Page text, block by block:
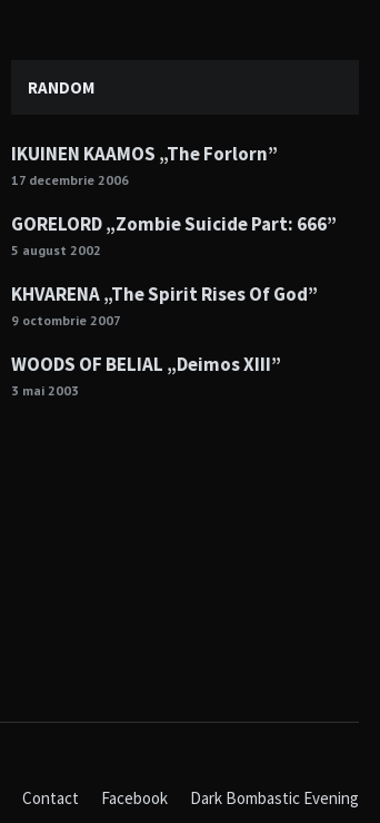
RANDOM
IKUINEN KAAMOS „The Forlorn”
17 decembrie 2006
GORELORD „Zombie Suicide Part: 666”
5 august 2002
KHVARENA „The Spirit Rises Of God”
9 octombrie 2007
WOODS OF BELIAL „Deimos XIII”
3 mai 2003
Contact Facebook Dark Bombastic Evening